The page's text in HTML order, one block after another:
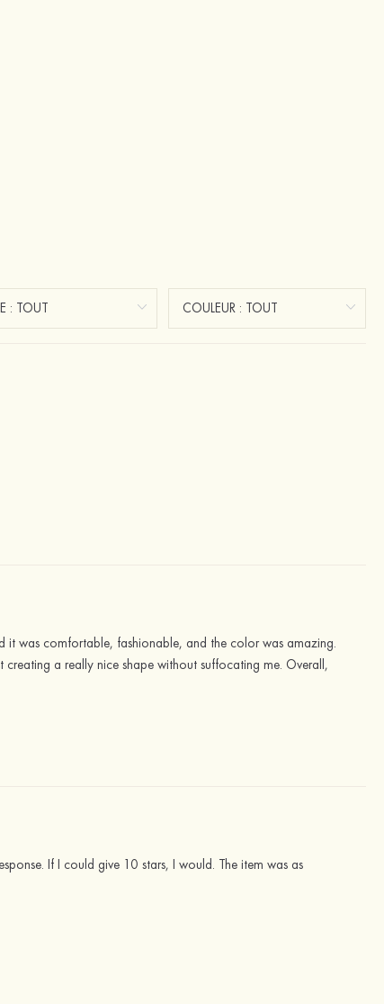
it was comfortable, fashionable, and the color was amazing.
a really nice shape without suffocating me. Overall,
If I could give 10 stars, I would. The item was as